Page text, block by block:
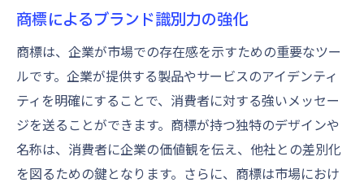
信頼されるブランド構築における商標の役
商標による消費者への安心感の提供
商標がブランドの信頼性を強化する方法
消費者との関係構築における商標の貢献
商標を通じた消費者フィードバックの活用
商標制度を活用した市場での不正使用防止策
商標によるブランド識別力の強化
商標は、企業が市場での存在感を示すための重要なツー
ルです。企業が提供する製品やサービスのアイデンティ
ティを明確にすることで、消費者に対する強いメッセー
ジを送ることができます。商標が持つ独特のデザインや
名称は、消費者に企業の価値観を伝え、他社との差別化
を図るための鍵となります。さらに、商標は市場におけ